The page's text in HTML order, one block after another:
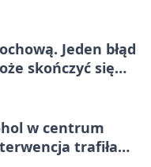
Jeden błąd
skończyć się
w centrum
trafiła